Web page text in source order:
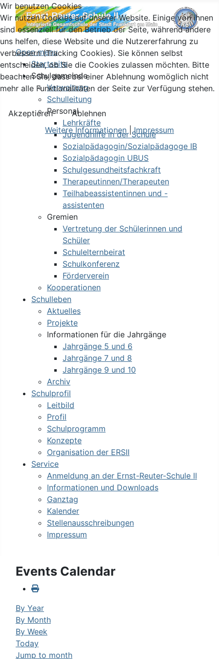
Open menu
Startseite
Schulgemeinde
Verwaltung
Schulleitung
Personal
Lehrkräfte
Jugendhilfe in der Schule
Sozialpädagogin/Sozialpädagoge IB
Sozialpädagogin UBUS
Schulgesundheitsfachkraft
Therapeutinnen/Therapeuten
Teilhabeassistentinnen und -
assistenten
Gremien
Vertretung der Schülerinnen und
Schüler
Schulelternbeirat
Schulkonferenz
Förderverein
Kooperationen
Schulleben
Aktuelles
Projekte
Informationen für die Jahrgänge
Jahrgänge 5 und 6
Jahrgänge 7 und 8
Jahrgänge 9 und 10
Archiv
Schulprofil
Leitbild
Profil
Schulprogramm
Konzepte
Organisation der ERSII
Service
Anmeldung an der Ernst-Reuter-Schule II
Informationen und Downloads
Ganztag
Kalender
Stellenausschreibungen
Impressum
Events Calendar
By Year
By Month
By Week
Today
Jump to month
Wir benutzen Cookies
Wir nutzen Cookies auf unserer Website. Einige von ihnen
sind essenziell für den Betrieb der Seite, während andere
uns helfen, diese Website und die Nutzererfahrung zu
verbessern (Tracking Cookies). Sie können selbst
entscheiden, ob Sie die Cookies zulassen möchten. Bitte
beachten Sie, dass bei einer Ablehnung womöglich nicht
mehr alle Funktionalitäten der Seite zur Verfügung stehen.
Akzeptieren
Ablehnen
Weitere Informationen |Impressum